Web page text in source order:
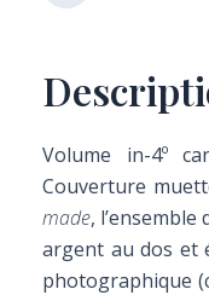
Volume in-4º
Couverture
made,
argent au dos et
photographique